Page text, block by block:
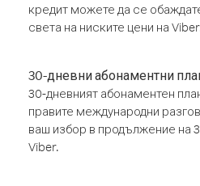
кредит можете да се
света на ниските цени на
30-дневни абонаментни
30-дневният абонаментен
правите международни
ваш избор в продължение на
Viber.